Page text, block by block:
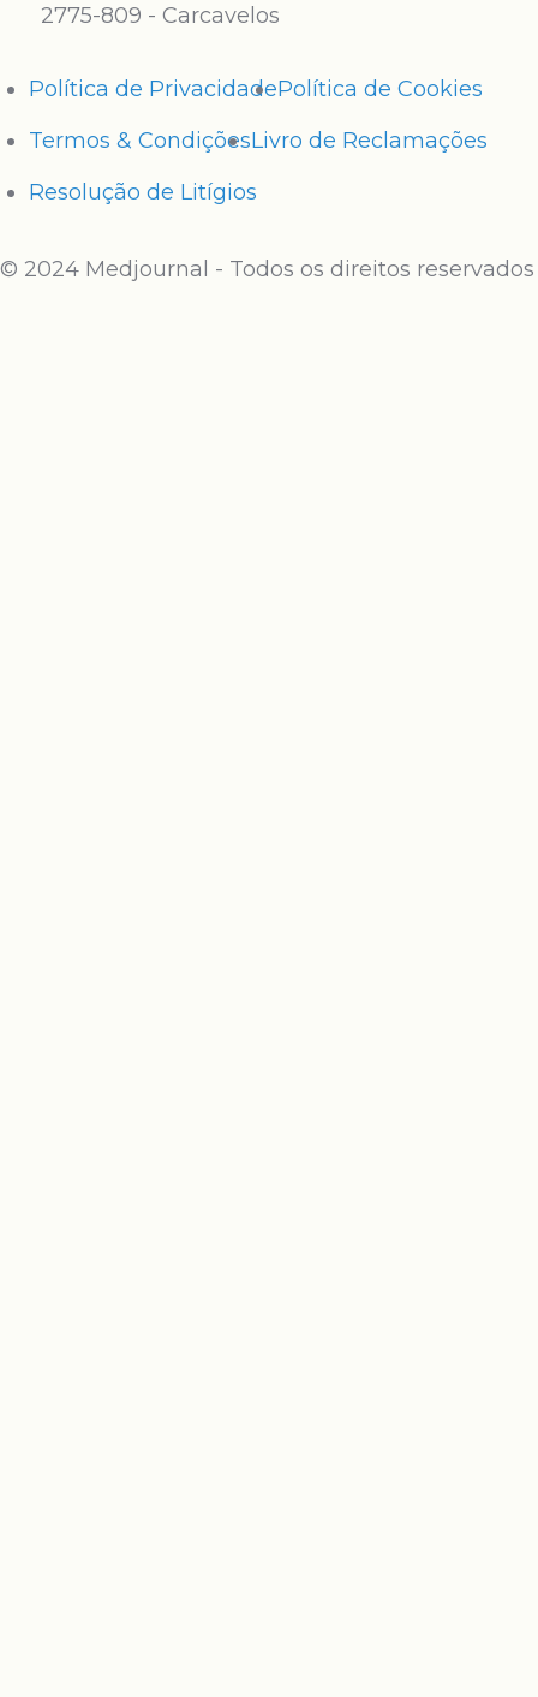
2775-809 - Carcavelos
Política de PrivacidadePolítica de Cookies
Termos & CondiçõesLivro de Reclamações
Resolução de Litígios
© 2024 Medjournal - Todos os direitos reservados